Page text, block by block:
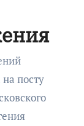
посту